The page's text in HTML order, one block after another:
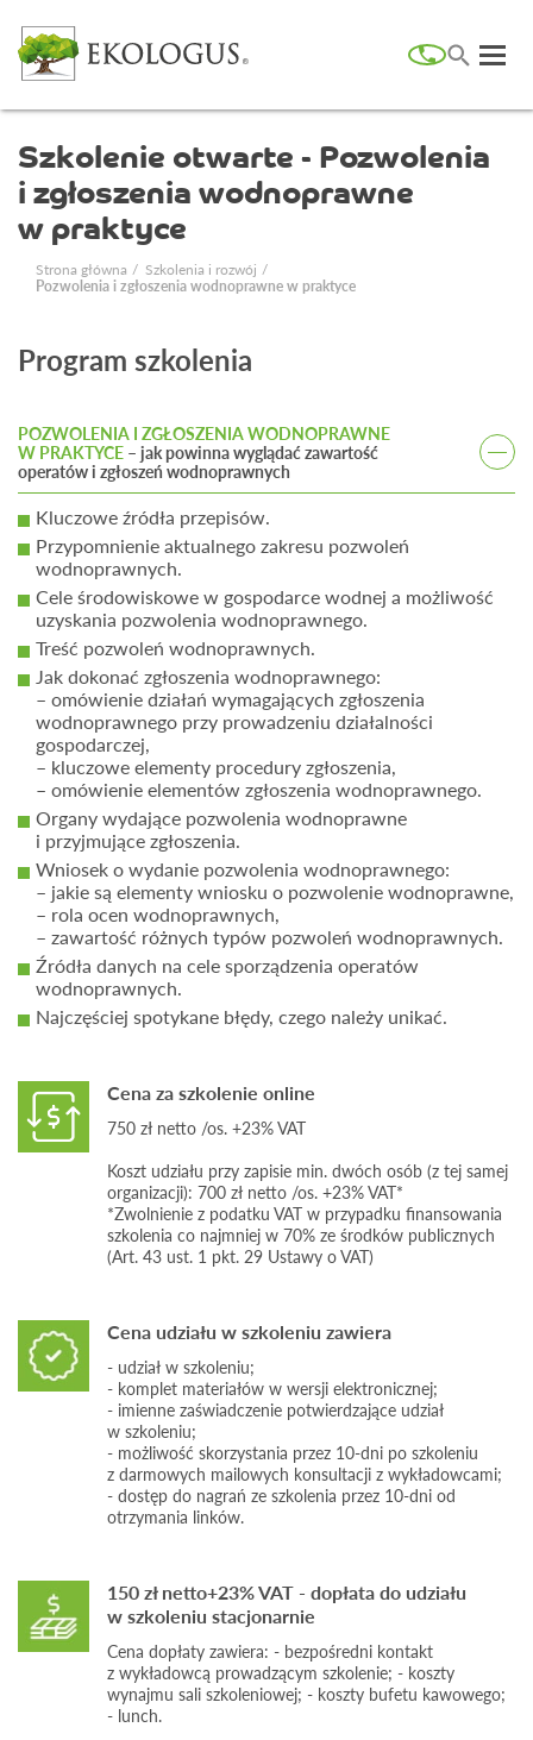
Szkolenie otwarte - Pozwolenia
i zgłoszenia wodnoprawne
w praktyce
Strona główna
Szkolenia i rozwój
Pozwolenia i zgłoszenia wodnoprawne w praktyce
Program szkolenia
POZWOLENIA I ZGŁOSZENIA WODNOPRAWNE
W PRAKTYCE – jak powinna wyglądać zawartość
operatów i zgłoszeń wodnoprawnych
Kluczowe źródła przepisów.
Przypomnienie aktualnego zakresu pozwoleń
wodnoprawnych.
Cele środowiskowe w gospodarce wodnej a możliwość
uzyskania pozwolenia wodnoprawnego.
Treść pozwoleń wodnoprawnych.
Jak dokonać zgłoszenia wodnoprawnego:
– omówienie działań wymagających zgłoszenia
wodnoprawnego przy prowadzeniu działalności
gospodarczej,
– kluczowe elementy procedury zgłoszenia,
– omówienie elementów zgłoszenia wodnoprawnego.
Organy wydające pozwolenia wodnoprawne
i przyjmujące zgłoszenia.
Wniosek o wydanie pozwolenia wodnoprawnego:
– jakie są elementy wniosku o pozwolenie wodnoprawne,
– rola ocen wodnoprawnych,
– zawartość różnych typów pozwoleń wodnoprawnych.
Źródła danych na cele sporządzenia operatów
wodnoprawnych.
Najczęściej spotykane błędy, czego należy unikać.
Cena za szkolenie online
750 zł netto /os. +23% VAT
Koszt udziału przy zapisie min. dwóch osób (z tej samej
organizacji): 700 zł netto /os. +23% VAT*
*Zwolnienie z podatku VAT w przypadku finansowania
szkolenia co najmniej w 70% ze środków publicznych
(Art. 43 ust. 1 pkt. 29 Ustawy o VAT)
Cena udziału w szkoleniu zawiera
- udział w szkoleniu;
- komplet materiałów w wersji elektronicznej;
- imienne zaświadczenie potwierdzające udział
w szkoleniu;
- możliwość skorzystania przez 10-dni po szkoleniu
z darmowych mailowych konsultacji z wykładowcami;
- dostęp do nagrań ze szkolenia przez 10-dni od
otrzymania linków.
150 zł netto+23% VAT - dopłata do udziału
w szkoleniu stacjonarnie
Cena dopłaty zawiera: - bezpośredni kontakt
z wykładowcą prowadzącym szkolenie; - koszty
wynajmu sali szkoleniowej; - koszty bufetu kawowego;
- lunch.